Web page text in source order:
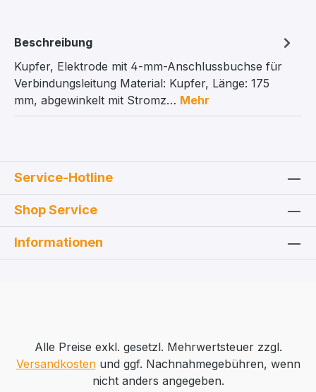
Beschreibung
Kupfer, Elektrode mit 4-mm-Anschlussbuchse für
Verbindungsleitung Material: Kupfer, Länge: 175
mm, abgewinkelt mit Stromz… Mehr
Service-Hotline
Shop Service
Informationen
Alle Preise exkl. gesetzl. Mehrwertsteuer zzgl.
Versandkostenund ggf. Nachnahmegebühren, wenn
nicht anders angegeben.